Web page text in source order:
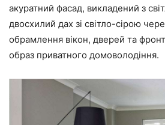
акуратний фасад, викладений з
двосхилий дах зі світло-сірою
обрамлення вікон, дверей та
образ приватного домоволодіння.